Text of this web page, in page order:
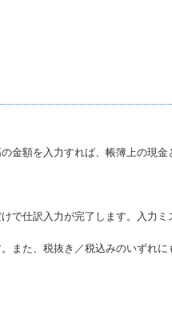
金額を入力すれば、帳簿上の現金
仕訳入力が完了します。入力ミ
また、税抜き／税込みのいずれに